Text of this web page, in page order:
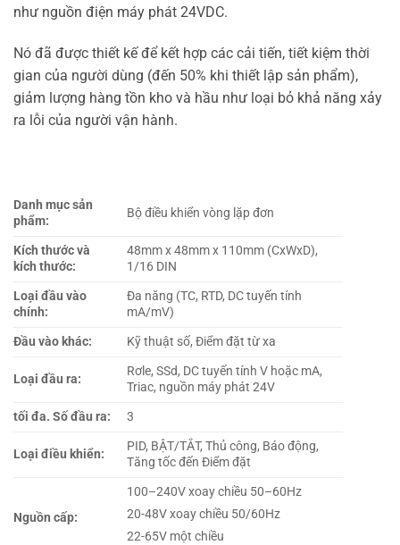
như nguồn điện máy phát 24VDC.
Nó đã được thiết kế để kết hợp các cải tiến, tiết kiệm thời
gian của người dùng (đến 50% khi thiết lập sản phẩm),
giảm lượng hàng tồn kho và hầu như loại bỏ khả năng xảy
ra lỗi của người vận hành.
Danh mục sản
phẩm:
Bộ điều khiển vòng lặp đơn
Kích thước và
kích thước:
48mm x 48mm x 110mm (CxWxD),
1/16 DIN
Loại đầu vào
chính:
Đa năng (TC, RTD, DC tuyến tính
mA/mV)
Đầu vào khác:
Kỹ thuật số, Điểm đặt từ xa
Loại đầu ra:
Rơle, SSd, DC tuyến tính V hoặc mA,
Triac, nguồn máy phát 24V
tối đa. Số đầu ra:
3
Loại điều khiển:
PID, BẬT/TẮT, Thủ công, Báo động,
Tăng tốc đến Điểm đặt
Nguồn cấp:
100–240V xoay chiều 50–60Hz
20-48V xoay chiều 50/60Hz
22-65V một chiều